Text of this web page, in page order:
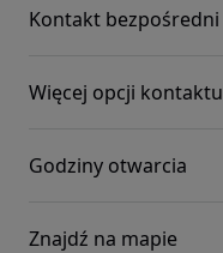
Kontakt bezpośredni
Więcej opcji kontaktu
Godziny otwarcia
Znajdź na mapie